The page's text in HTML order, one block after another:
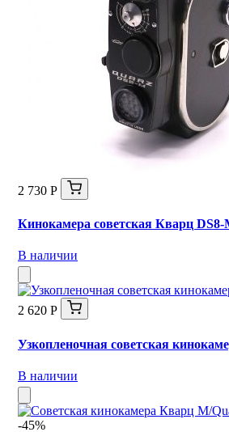
2 730 Р
Кинокамера советская Кварц
В наличии
2 620 Р
Узкопленочная советская
В наличии
-45%